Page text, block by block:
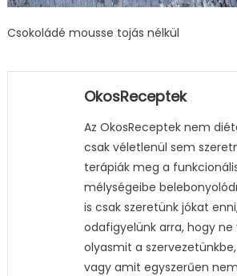
Csokoládé mousse tojás nélkül
OkosReceptek
Az OkosReceptek nem
csak véletlenül sem
terápiák meg a
mélységeibe
is csak szeretünk jókat
odafigyelünk arra, hogy ne
olyasmit a
vagy amit egyszerűen